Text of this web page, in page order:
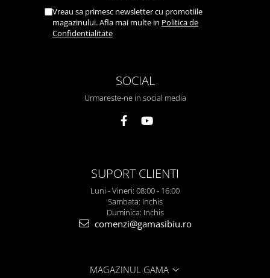
Vreau sa primesc newsletter cu promotiile
magazinului. Afla mai multe in Politica de
Confidentialitate
SOCIAL
Urmareste-ne in social media
SUPORT CLIENTI
Luni - Vineri: 08:00 - 16:00
Sambata: Inchis
Duminica: Inchis
comenzi@gamasibiu.ro
MAGAZINUL GAMA